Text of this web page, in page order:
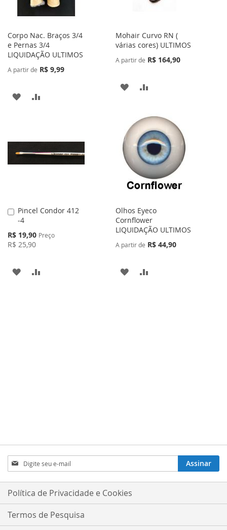
Corpo Nac. Braços 3/4
e Pernas 3/4
LIQUIDAÇÃO ULTIMOS
A partir de R$ 9,99
ADICIONAR
DESEJOS
Mohair Curvo RN (
várias cores) ULTIMOS
A partir de R$ 164,90
ADICIONAR
LISTA
DE
DESEJOS
COMPARAR
Pincel Condor 412
-4
Preço
Especial
R$ 19,90 Preço
R$ 25,90
Adicionar
ao
Carrinho
ADICIONAR
Olhos Eyeco
Cornflower
LIQUIDAÇÃO ULTIMOS
A partir de R$ 44,90
ADICIONAR
Inscreva-
se
na
nossa
Assinar
Política de Privacidade e Cookies
Termos de Pesquisa